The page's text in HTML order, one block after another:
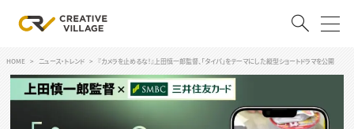
ログイン 会員登録
HOME ニュース・トレンド 『カメラを止めるな！』上田慎一郎監督、「タイパ」をテーマにした縦型ショートドラマを公開